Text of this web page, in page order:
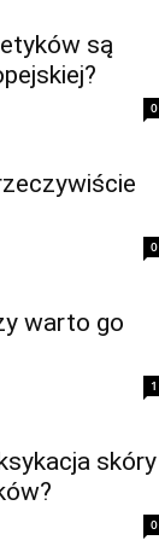
są
0
0
warto go
1
skóry
0